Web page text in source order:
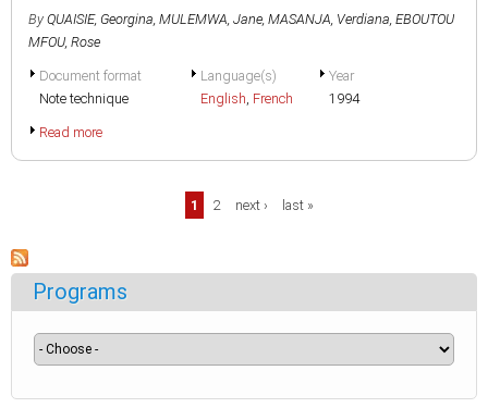
By QUAISIE, Georgina, MULEMWA, Jane, MASANJA, Verdiana, EBOUTOU
MFOU, Rose
Document format
Note technique
Language(s)
English, French
Year
1994
Read more
1 2 next › last »
Programs